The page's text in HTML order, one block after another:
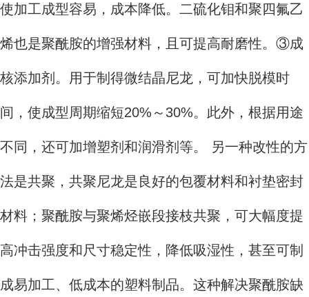
使加工成型容易，成本降低。二硫化钼和聚四氟乙
烯也是聚酰胺的增强材料，且可提高耐磨性。③成
核添加剂。用于制得微结晶尼龙，可加快脱模时
间，使成型周期缩短20%～30%。此外，根据用途
不同，还可加增塑剂和润滑剂等。 另一种改性的方
法是共聚，共聚尼龙是良好的包覆材料和衬垫密封
材料；聚酰胺与聚烯烃嵌段接枝共聚，可大幅度提
高冲击强度和尺寸稳定性，降低吸湿性，甚至可制
成易加工、低成本的塑料制品。这种解决聚酰胺缺